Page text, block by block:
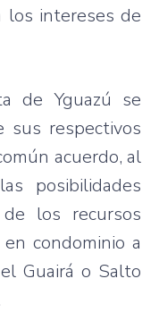
los intereses de
de Yguazú se
sus respectivos
acuerdo, al
posibilidades
los recursos
condominio a
Guairá o Salto